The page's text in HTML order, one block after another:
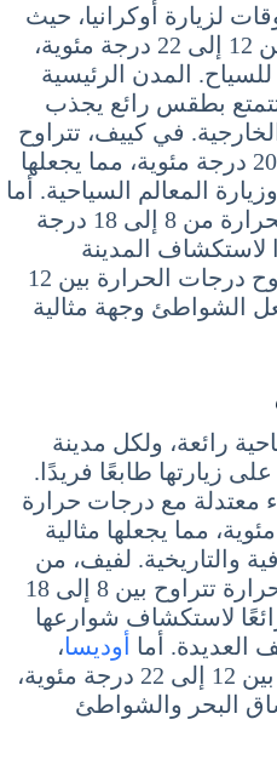
لزيارة أوكرانيا، حيث
تتراوح درجات الحرارة ما بين 12 إلى 22 درجة مئوية،
المدن الرئيسية
بطقس رائع يجذب
في كييف، تتراوح
درجات الحرارة بين 10 إلى 20 درجة مئوية، مما يجعلها
المعالم السياحية. أما
في لفيف، فتكون درجات الحرارة من 8 إلى 18 درجة
لاستكشاف المدينة
التاريخية. وفي أوديسا، تتراوح درجات الحرارة بين 12
يجعل الشواطئ وجهة مثالية
رائعة، ولكل مدينة
زيارتها طابعًا فريدًا.
معتدلة مع درجات حرارة
10 إلى 20 درجة مئوية، مما يجعلها مثالية
والتاريخية. لفيف، من
جهة أخرى، تعرف بدرجات حرارة تتراوح بين 8 إلى 18
لاستكشاف شوارعها
العديدة. أما
أوديسا،
فتكون درجات الحرارة فيها بين 12 إلى 22 درجة مئوية،
البحر والشواطئ